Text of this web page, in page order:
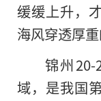
缓缓上升，
海风穿透厚
锦州
域，是我国